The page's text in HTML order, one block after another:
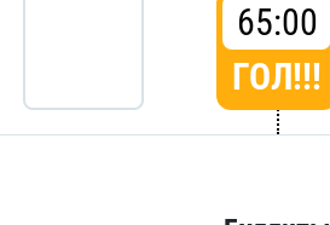
65:00
ГОЛ!!!